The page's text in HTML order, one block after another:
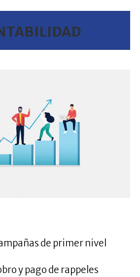
de primer nivel
y pago de rappeles